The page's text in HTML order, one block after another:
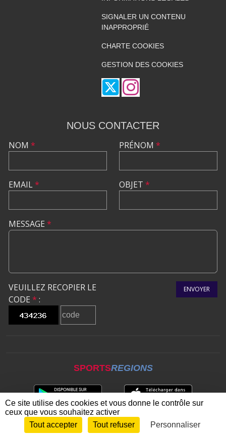
SIGNALER UN CONTENU
INAPPROPRIÉ
CHARTE COOKIES
GESTION DES COOKIES
NOUS CONTACTER
NOM *
EMAIL*
PRÉNOM *
OBJET *
MESSAGE *
VEUILLEZ RECOPIER LE
CODE * :
ENVOYER
SPORTSREGIONS
Envie de participer ? CONNEXION
Ce site utilise des cookies et vous donne le contrôle sur
ceux que vous souhaitez activer
Tout accepter
Tout refuser Personnaliser